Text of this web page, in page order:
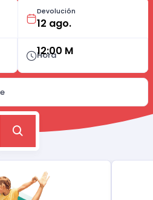
Devolución
Hora
12:00 M